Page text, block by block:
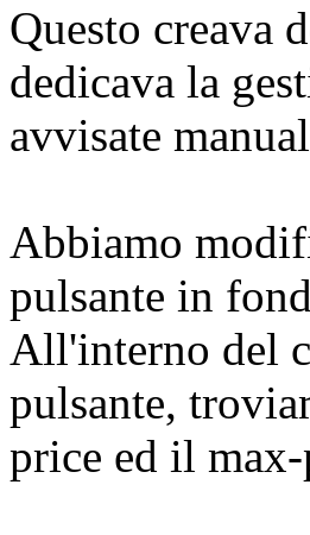
Questo creava
dedicava la
avvisate
Abbiamo
pulsante in
All'interno del
pulsante,
price ed il